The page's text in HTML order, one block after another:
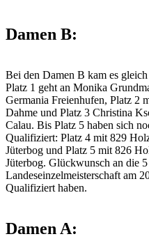
Damen B:
Bei den Damen B kam es
Platz 1 geht an Monika
Germania Freienhufen, Platz
Dahme und Platz 3 Christina
Calau. Bis Platz 5 haben sich
Qualifiziert: Platz 4 mit 829
Jüterbog und Platz 5 mit 826
Jüterbog. Glückwunsch an die
Landeseinzelmeisterschaft am
Qualifiziert haben.
Damen A: